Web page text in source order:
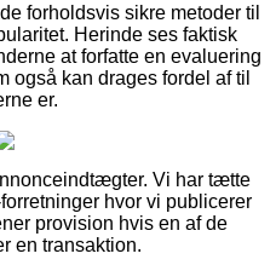
forholdsvis sikre metoder til
Herinde ses faktisk
at forfatte en evaluering
også kan drages fordel af til
er.
Vi har tætte
hvor vi publicerer
provision hvis en af de
en transaktion.